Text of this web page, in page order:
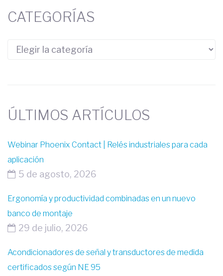
CATEGORÍAS
ÚLTIMOS ARTÍCULOS
Webinar Phoenix Contact | Relés industriales para cada
aplicación
5 de agosto, 2026
Ergonomía y productividad combinadas en un nuevo
banco de montaje
29 de julio, 2026
Acondicionadores de señal y transductores de medida
certificados según NE 95